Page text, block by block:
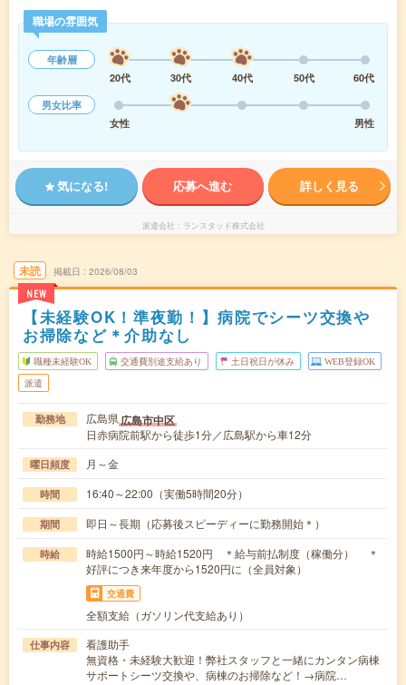
職場の雰囲気
年齢層
20代
30代 40代 50代
60代
男女比率
女性
男性
気になる! 応募へ進む 詳しく見る
派遣会社 ランスタッド株式会社
未読
NEW
掲載日 2026/08/03
【未経験OK！準夜勤！】病院でシーツ交換や
お掃除など＊介助なし
職種未経験OK 交通費別途支給あり 土日祝日が休み WEB登録OK
派遣
勤務地 広島県広島市中区
日赤病院前駅から徒歩1分／広島駅から車12分
曜日頻度 月～金
時間 16:40～22:00（実働5時間20分）
期間 即日～長期（応募後スピーディーに勤務開始＊）
時給
時給1500円～時給1520円 ＊給与前払制度（稼働分） ＊
好評につき来年度から1520円に（全員対象）
交通費
全額支給（ガソリン代支給あり）
仕事内容
看護助手
無資格・未経験大歓迎！弊社スタッフと一緒にカンタン病棟
サポートシーツ交換や、病棟のお掃除など！→病院…